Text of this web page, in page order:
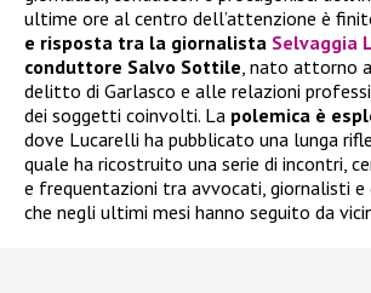
ultime ore al centro dell’attenzione è
e risposta tra la giornalista Selvaggia
conduttore Salvo Sottile, nato attorno
delitto di Garlasco e alle relazioni
dei soggetti coinvolti. La polemica è
dove Lucarelli ha pubblicato una lunga
quale ha ricostruito una serie di incontri,
e frequentazioni tra avvocati, giornalisti
che negli ultimi mesi hanno seguito da